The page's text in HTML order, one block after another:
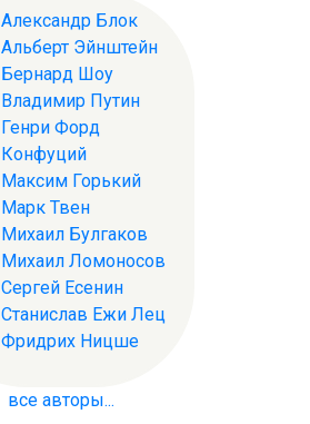
Александр Блок
Альберт Эйнштейн
Бернард Шоу
Владимир Путин
Генри Форд
Конфуций
Максим Горький
Марк Твен
Михаил Булгаков
Михаил Ломоносов
Сергей Есенин
Станислав Ежи Лец
Фридрих Ницше
все авторы...